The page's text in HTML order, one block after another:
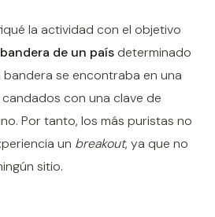
la actividad con el objetivo
de un paísdeterminado
bandera se encontraba en una
con una clave de
Por tanto, los más puristas no
un breakout, ya que no
sitio.